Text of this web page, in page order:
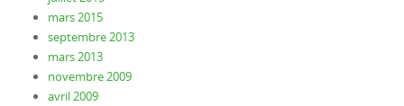
mars 2015
septembre 2013
mars 2013
novembre 2009
avril 2009